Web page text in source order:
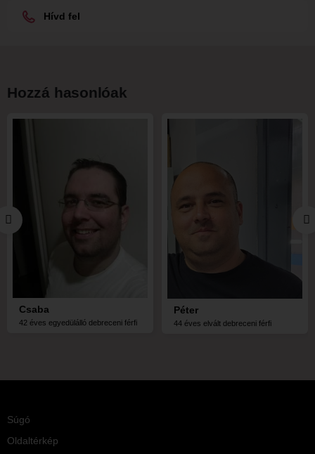
Hívd fel
Hozzá hasonlóak
Csaba
42 éves egyedülálló debreceni férfi
Péter
44 éves elvált debreceni férfi
Súgó
Oldaltérkép